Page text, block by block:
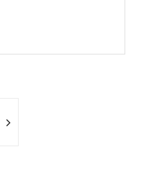
E Comunicativo.